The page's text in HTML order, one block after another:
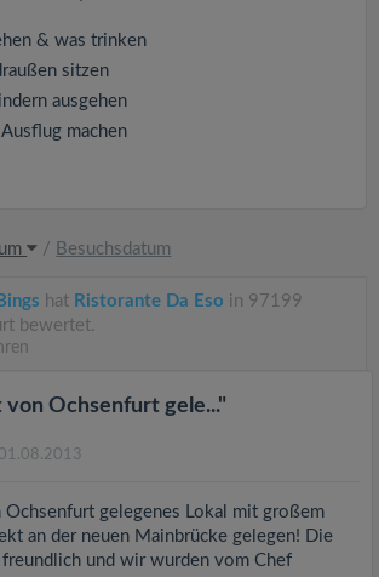
& was trinken
sitzen
ausgehen
Ausflug machen
/ Besuchsdatum
hat Ristorante Da Eso in 97199
bewertet.
Ochsenfurt gele..."
Ochsenfurt gelegenes Lokal mit großem
an der neuen Mainbrücke gelegen! Die
freundlich und wir wurden vom Chef